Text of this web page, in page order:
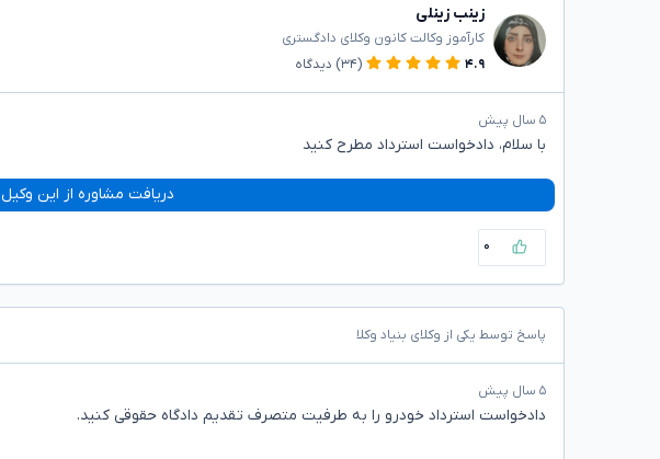
زینب زینلی
کارآموز وکالت کانون وکلای دادگستری
۴.۹
(۳۴) دیدگاه
۵ سال پیش
با سلام، دادخواست استرداد مطرح کنید
دریافت مشاوره از این وکیل
۰
پاسخ توسط یکی از وکلای بنیاد وکلا
۵ سال پیش
دادخواست استرداد خودرو را به طرفیت متصرف تقدیم دادگاه حقوقی کنید.